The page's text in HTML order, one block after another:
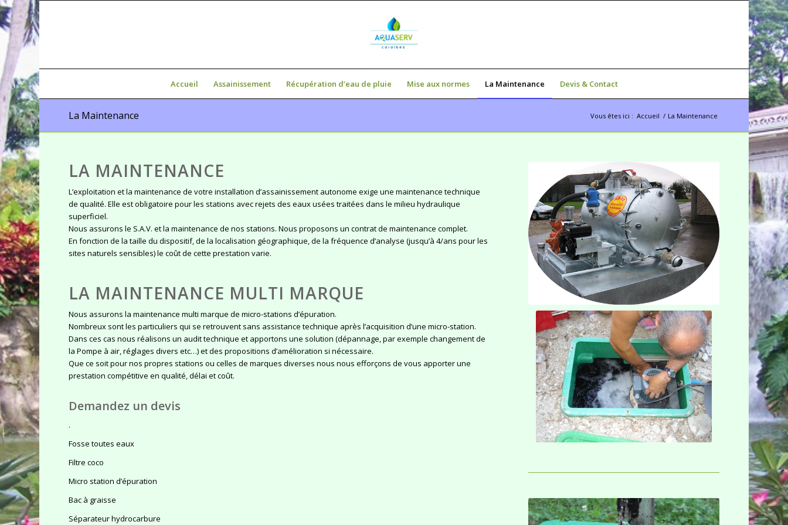
Accueil Assainissement Récupération d’eau de pluie Mise aux normes La Maintenance Devis & Contact
La Maintenance Vous êtes ici : Accueil / La Maintenance
LA MAINTENANCE
L’exploitation et la maintenance de votre installation d’assainissement autonome exige une maintenance technique
de qualité. Elle est obligatoire pour les stations avec rejets des eaux usées traitées dans le milieu hydraulique
superficiel.
Nous assurons le S.A.V. et la maintenance de nos stations. Nous proposons un contrat de maintenance complet.
En fonction de la taille du dispositif, de la localisation géographique, de la fréquence d’analyse (jusqu’à 4/ans pour les
sites naturels sensibles) le coût de cette prestation varie.
LA MAINTENANCE MULTI MARQUE
Nous assurons la maintenance multi marque de micro-stations d’épuration.
Nombreux sont les particuliers qui se retrouvent sans assistance technique après l’acquisition d’une micro-station.
Dans ces cas nous réalisons un audit technique et apportons une solution (dépannage, par exemple changement de
la Pompe à air, réglages divers etc…) et des propositions d’amélioration si nécessaire.
Que ce soit pour nos propres stations ou celles de marques diverses nous nous efforçons de vous apporter une
prestation compétitive en qualité, délai et coût.
Demandez un devis
.
Fosse toutes eaux
Filtre coco
Micro station d’épuration
Bac à graisse
Séparateur hydrocarbure